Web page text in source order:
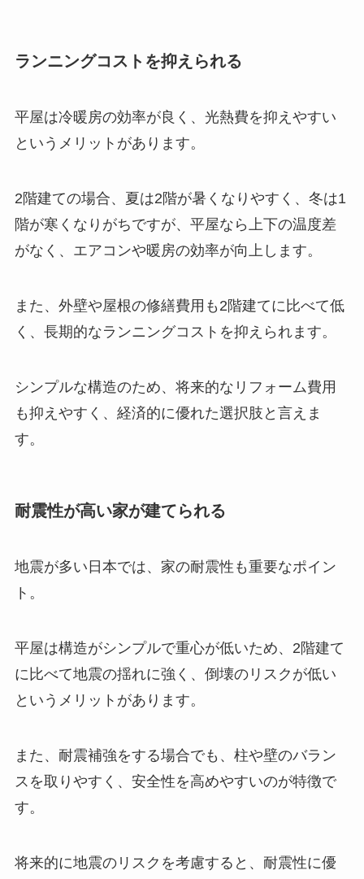
ランニングコストを抑えられる
平屋は冷暖房の効率が良く、光熱費を抑えやすい
というメリットがあります。
2階建ての場合、夏は2階が暑くなりやすく、冬は1
階が寒くなりがちですが、平屋なら上下の温度差
がなく、エアコンや暖房の効率が向上します。
また、外壁や屋根の修繕費用も2階建てに比べて低
く、長期的なランニングコストを抑えられます。
シンプルな構造のため、将来的なリフォーム費用
も抑えやすく、経済的に優れた選択肢と言えま
す。
耐震性が高い家が建てられる
地震が多い日本では、家の耐震性も重要なポイン
ト。
平屋は構造がシンプルで重心が低いため、2階建て
に比べて地震の揺れに強く、倒壊のリスクが低い
というメリットがあります。
また、耐震補強をする場合でも、柱や壁のバラン
スを取りやすく、安全性を高めやすいのが特徴で
す。
将来的に地震のリスクを考慮すると、耐震性に優